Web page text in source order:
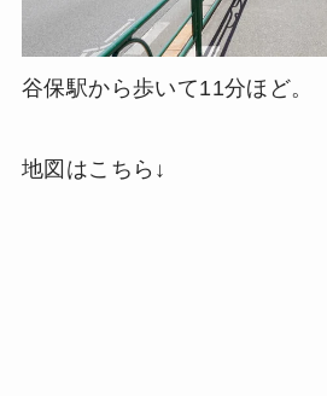
谷保駅から歩いて11分ほど。
地図はこちら↓